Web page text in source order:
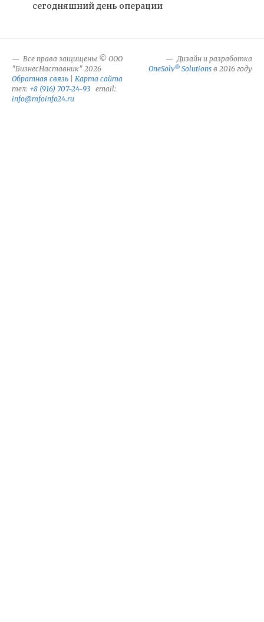
сегодняшний день операции
Все права защищены © ООО
"БизнесНаставник" 2026
Обратная связь
Карта сайта
тел: +8 (916) 707-24-93 email:
info@mfoinfo24.ru
Дизайн и разработка
OneSolv® Solutions в 2016 году